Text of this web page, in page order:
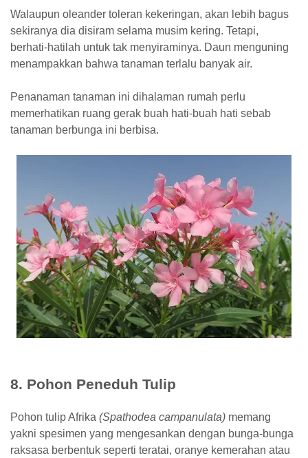
Walaupun oleander toleran kekeringan, akan lebih bagus
sekiranya dia disiram selama musim kering. Tetapi,
berhati-hatilah untuk tak menyiraminya. Daun menguning
menampakkan bahwa tanaman terlalu banyak air.
Penanaman tanaman ini dihalaman rumah perlu
memerhatikan ruang gerak buah hati-buah hati sebab
tanaman berbunga ini berbisa.
8. Pohon Peneduh Tulip
Pohon tulip Afrika (Spathodea campanulata) memang
yakni spesimen yang mengesankan dengan bunga-bunga
raksasa berbentuk seperti teratai, oranye kemerahan atau